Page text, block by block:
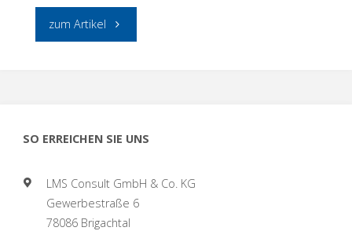
zum Artikel "FREUDE
SO ERREICHEN SIE UNS
LMS Consult GmbH & Co. KG
Gewerbestraße 6
78086 Brigachtal